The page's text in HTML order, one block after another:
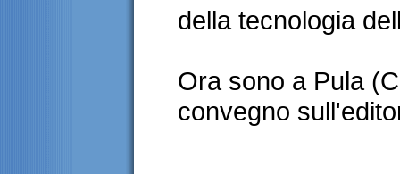
della tecnologia
Ora sono a Pula
convegno